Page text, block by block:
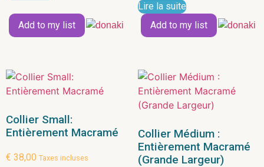
Add to my list
Lire la suite
Add to my list
Collier Small:
Entièrement Macramé
€ 38,00 Taxes incluses
Collier Médium :
Entièrement Macramé
(Grande Largeur)